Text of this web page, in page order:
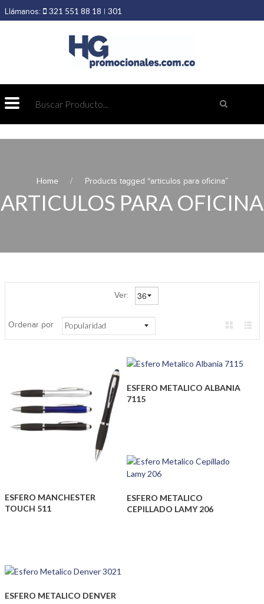
Llámanos: 321 551 88 18 | 301
Home Products tagged “articulos para oficina”
ARTICULOS PARA OFICINA
Ver:
Ordenar por
ESFERO MANCHESTER
TOUCH 511
ESFERO METALICO ALBANIA
7115
ESFERO METALICO
CEPILLADO LAMY 206
ESFERO METALICO DENVER